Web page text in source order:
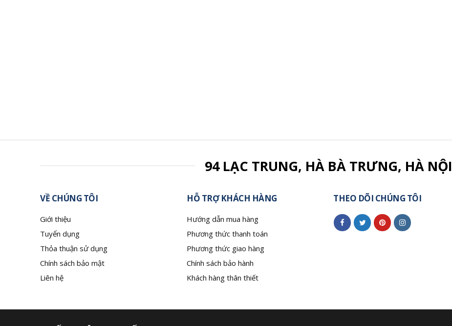
94 LẠC TRUNG, HÀ BÀ TRƯNG, HÀ NỘI
VỀ CHÚNG TÔI
Giới thiệu
Tuyển dụng
Thỏa thuận sử dụng
Chính sách bảo mật
Liên hệ
HỖ TRỢ KHÁCH HÀNG
Hướng dẫn mua hàng
Phương thức thanh toán
Phương thức giao hàng
Chính sách bảo hành
Khách hàng thân thiết
THEO DÕI CHÚNG TÔI